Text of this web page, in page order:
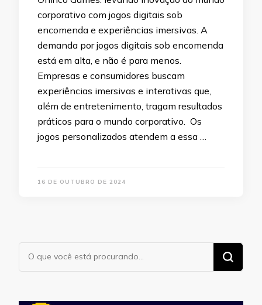
corporativo com jogos digitais sob
encomenda e experiências imersivas. A
demanda por jogos digitais sob encomenda
está em alta, e não é para menos.
Empresas e consumidores buscam
experiências imersivas e interativas que,
além de entretenimento, tragam resultados
práticos para o mundo corporativo. Os
jogos personalizados atendem a essa …
16 DE OUTUBRO DE 2024
Procurando